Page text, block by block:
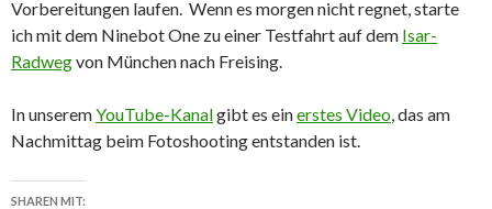
Vorbereitungen laufen. Wenn es morgen nicht regnet, starte
ich mit dem Ninebot One zu einer Testfahrt auf dem Isar-
Radwegvon München nach Freising.
In unseremYouTube-Kanalgibt es einerstes Video , das am
Nachmittag beim Fotoshooting entstanden ist.
SHAREN MIT: